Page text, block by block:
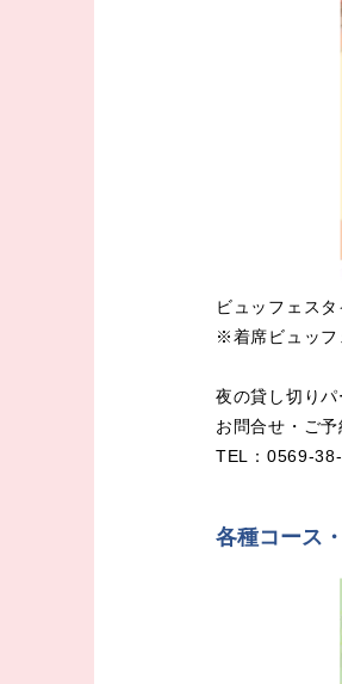
ビュッフェス
※着席ビュッフ
夜の貸し切りパ
お問合せ・ご
TEL：0569-38-
各種コース